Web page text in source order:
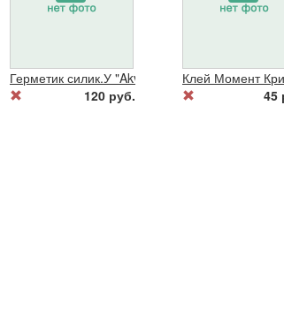
Герметик силик.У "Akvasil" 280мл б/цв.
120 руб.
Клей Момент
45